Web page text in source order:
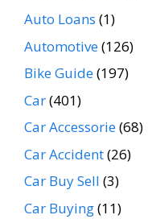
Auto Loans (1)
Automotive(126)
Bike Guide(197)
Car(401)
Car Accessorie(68)
Car Accident(26)
Car Buy Sell (3)
Car Buying(11)